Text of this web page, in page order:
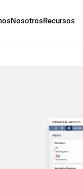
NosotrosRecursos